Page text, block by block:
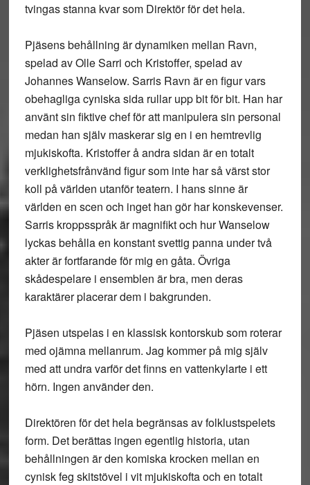
tvingas stanna kvar som Direktör för det hela.
Pjäsens behållning är dynamiken mellan Ravn,
spelad av Olle Sarri och Kristoffer, spelad av
Johannes Wanselow. Sarris Ravn är en figur vars
obehagliga cyniska sida rullar upp bit för bit. Han har
använt sin fiktive chef för att manipulera sin personal
medan han själv maskerar sig en i en hemtrevlig
mjukiskofta. Kristoffer å andra sidan är en totalt
verklighetsfrånvänd figur som inte har så värst stor
koll på världen utanför teatern. I hans sinne är
världen en scen och inget han gör har konskevenser.
Sarris kroppsspråk är magnifikt och hur Wanselow
lyckas behålla en konstant svettig panna under två
akter är fortfarande för mig en gåta. Övriga
skådespelare i ensemblen är bra, men deras
karaktärer placerar dem i bakgrunden.
Pjäsen utspelas i en klassisk kontorskub som roterar
med ojämna mellanrum. Jag kommer på mig själv
med att undra varför det finns en vattenkylarte i ett
hörn. Ingen använder den.
Direktören för det hela begränsas av folklustspelets
form. Det berättas ingen egentlig historia, utan
behållningen är den komiska krocken mellan en
cynisk feg skitstövel i vit mjukiskofta och en totalt